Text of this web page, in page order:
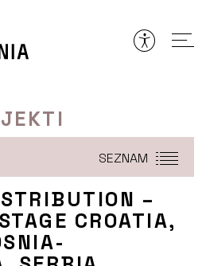
SEZNAM
–
CROATIA,